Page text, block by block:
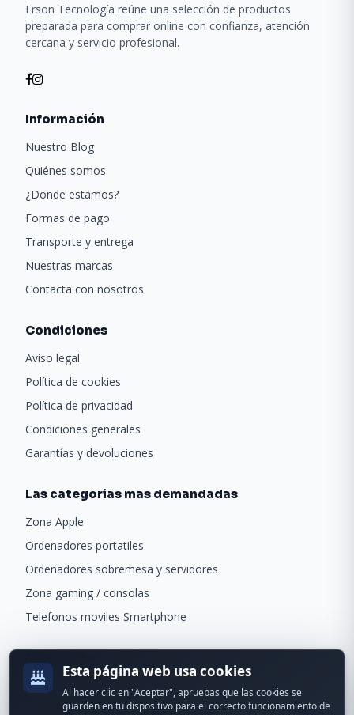
Erson Tecnología reúne una selección de productos
preparada para comprar online con confianza, atención
cercana y servicio profesional.
Información
Nuestro Blog
Quiénes somos
¿Donde estamos?
Formas de pago
Transporte y entrega
Nuestras marcas
Contacta con nosotros
Condiciones
Aviso legal
Política de cookies
Política de privacidad
Condiciones generales
Garantías y devoluciones
Las categorias mas demandadas
Zona Apple
Ordenadores portatiles
Ordenadores sobremesa y servidores
Zona gaming / consolas
Telefonos moviles Smartphone
Recibe ofertas exclusivas y novedades.
Esta página web usa cookies
Al hacer clic en "Aceptar", apruebas que las cookies se
guarden en tu dispositivo para el correcto funcionamiento de